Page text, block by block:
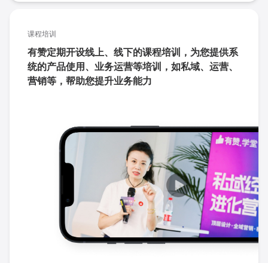
课程培训
有赞定期开设线上、线下的课程培训，为您提供系
统的产品使用、业务运营等培训，如私域、运营、
营销等，帮助您提升业务能力